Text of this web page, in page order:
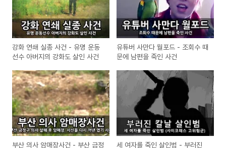
강화 연쇄 실종 사건 - 유명 운동
선수 아버지의 강화도 살인 사건
유튜버 사만다 월포드 - 조회수 때
문에 남편을 죽인 사건
부산 의사 암매장사건 - 부산 금정
세 여자를 죽인 살인범 - 부러진